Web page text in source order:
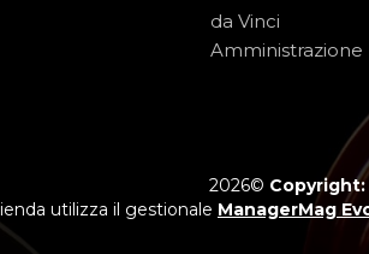
da Vinci
Amministrazione
2026© Copyright:
utilizza il gestionale ManagerMag